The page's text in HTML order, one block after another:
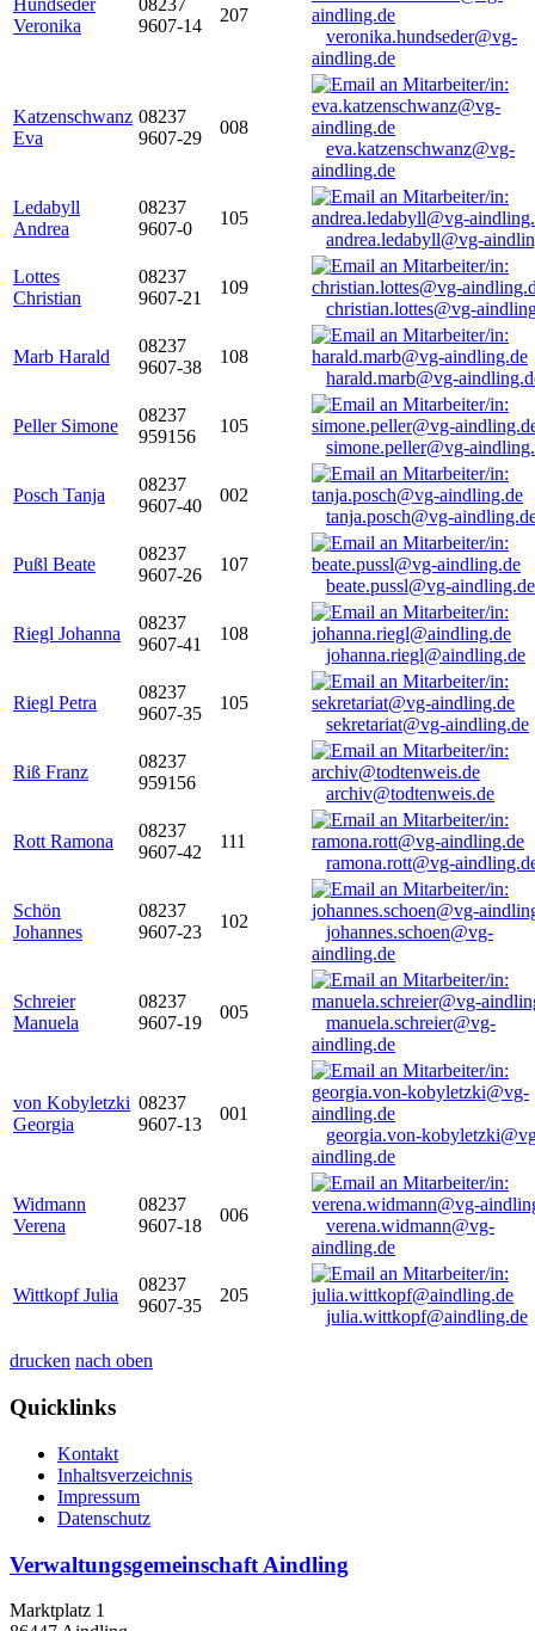
Hundseder
Veronika
08237
9607-14
207
veronika.hundseder@vg-
aindling.de
Katzenschwanz
Eva
08237
9607-29
008
eva.katzenschwanz@vg-
aindling.de
Ledabyll
Andrea
08237
9607-0
105
andrea.ledabyll@vg-
Lottes
Christian
08237
9607-21
109
christian.lottes@vg-
Marb Harald
08237
9607-38
108
harald.marb@vg-
Peller Simone
08237
959156
105
simone.peller@vg-
Posch Tanja
08237
9607-40
002
tanja.posch@vg-
Pußl Beate
08237
9607-26
107
beate.pussl@vg-aindling.de
Riegl Johanna
08237
9607-41
108
johanna.riegl@aindling.de
Riegl Petra
08237
9607-35
105
sekretariat@vg-aindling.de
Riß Franz
08237
959156
archiv@todtenweis.de
Rott Ramona
08237
9607-42
111
ramona.rott@vg-
Schön
Johannes
08237
9607-23
102
johannes.schoen@vg-
aindling.de
Schreier
Manuela
08237
9607-19
005
manuela.schreier@vg-
aindling.de
von Kobyletzki
Georgia
08237
9607-13
001
georgia.von-
aindling.de
Widmann
Verena
08237
9607-18
006
verena.widmann@vg-
aindling.de
Wittkopf Julia
08237
9607-35
205
julia.wittkopf@aindling.de
drucken nach oben
Quicklinks
Kontakt
Inhaltsverzeichnis
Impressum
Datenschutz
Verwaltungsgemeinschaft Aindling
Marktplatz 1